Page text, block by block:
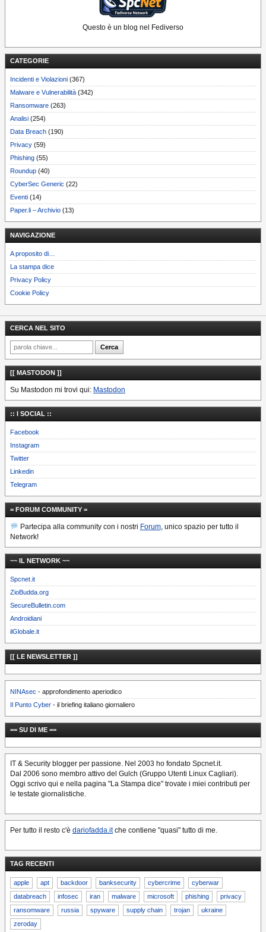
Questo è un blog nel Fediverso
CATEGORIE
Incidenti e Violazioni (367)
Malware e Vulnerabilità (342)
Ransomware (263)
Analisi (254)
Data Breach (190)
Privacy (59)
Phishing (55)
Roundup (40)
CyberSec Generic (22)
Eventi (14)
Paper.li – Archivio (13)
NAVIGAZIONE
A proposito di…
La stampa dice
Privacy Policy
Cookie Policy
CERCA NEL SITO
[[ MASTODON ]]
Su Mastodon mi trovi qui: Mastodon
:: I SOCIAL ::
Facebook
Instagram
Twitter
Linkedin
Telegram
= FORUM COMMUNITY =
Partecipa alla community con i nostri Forum, unico spazio per tutto il
Network!
~~ IL NETWORK ~~
Spcnet.it
ZioBudda.org
SecureBulletin.com
Androidiani
ilGlobale.it
[[ LE NEWSLETTER ]]
NINAsec - approfondimento aperiodico
Il Punto Cyber - il briefing italiano giornaliero
== SU DI ME ==
IT & Security blogger per passione. Nel 2003 ho fondato Spcnet.it.
Dal 2006 sono membro attivo del Gulch (Gruppo Utenti Linux Cagliari).
Oggi scrivo qui e nella pagina "La Stampa dice" trovate i miei contributi per
le testate giornalistiche.
Per tutto il resto c'è dariofadda.itche contiene "quasi" tutto di me.
TAG RECENTI
apple apt backdoor banksecurity cybercrime
cyberwar
databreach
infosec iran malware microsoft phishing
privacy
ransomware
russia spyware supply chain trojan
ukraine
zeroday